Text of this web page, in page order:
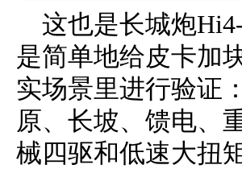
这也是长城炮
是简单地给皮卡加
实场景里进行验证
原、长坡、馈电、
械四驱和低速大扭